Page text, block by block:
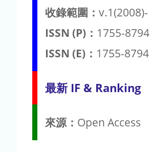
收錄範圍： v.1(2008)-
ISSN (P)： 1755-8794
ISSN (E)： 1755-8794
最新 IF & Ranking
來源： Open Access